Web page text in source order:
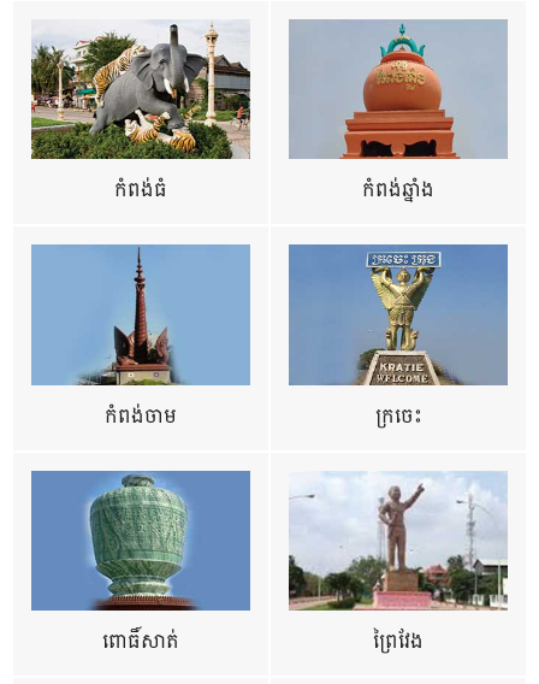
កំពង់ធំ កំពង់ឆ្នាំង
កំពង់ចាម ក្រចេះ
ពោធិ៍សាត់ ព្រៃវែង